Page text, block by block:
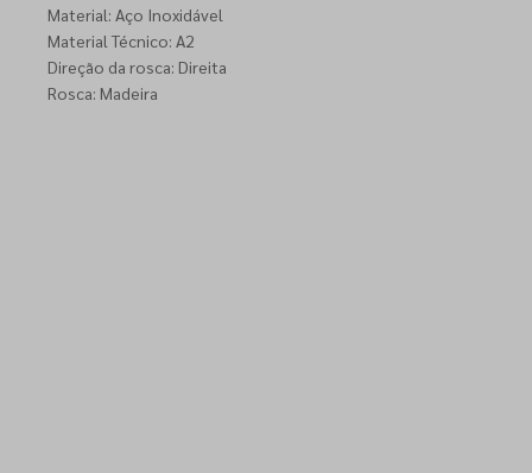
Material: Aço Inoxidável
Material Técnico: A2
Direção da rosca: Direita
Rosca: Madeira